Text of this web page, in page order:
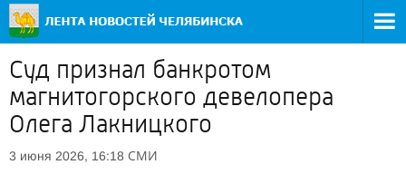
Суд признал банкротом
магнитогорского девелопера
Олега Лакницкого
3 июня 2026, 16:18 СМИ